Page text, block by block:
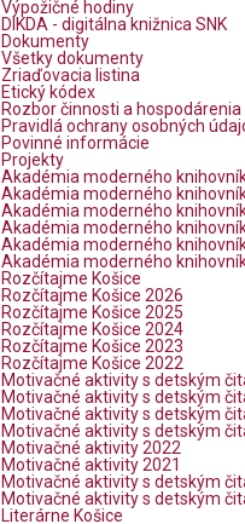
Výpožičné hodiny
DIKDA - digitálna knižnica SNK
Dokumenty
Všetky dokumenty
Zriaďovacia listina
Etický kódex
Rozbor činnosti a hospodárenia
Pravidlá ochrany osobných
Povinné informácie
Projekty
Akadémia moderného
Akadémia moderného
Akadémia moderného
Akadémia moderného
Akadémia moderného
Akadémia moderného
Rozčítajme Košice
Rozčítajme Košice 2026
Rozčítajme Košice 2025
Rozčítajme Košice 2024
Rozčítajme Košice 2023
Rozčítajme Košice 2022
Motivačné aktivity s detským
Motivačné aktivity s detským
Motivačné aktivity s detským
Motivačné aktivity s detským
Motivačné aktivity 2022
Motivačné aktivity 2021
Motivačné aktivity s detským
Motivačné aktivity s detským
Literárne Košice